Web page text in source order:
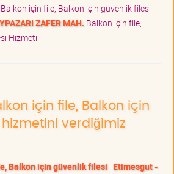
Balkon için file, Balkon için güvenlik filesi
ZAFER MAH. Balkon için file,
Hizmeti
için file, Balkon için
verdiğimiz
Balkon için güvenlik filesi Etimesgut -